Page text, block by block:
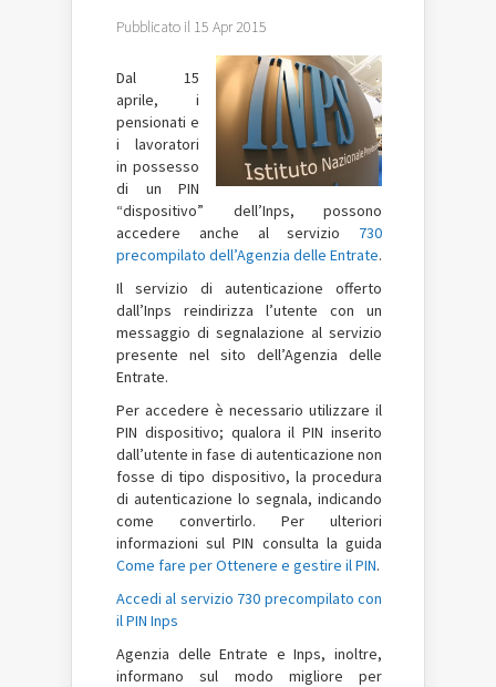
Pubblicato il 15 Apr 2015
Dal 15
aprile, i
pensionati e
i lavoratori
in possesso
di un PIN
“dispositivo” dell’Inps, possono
accedere anche al servizio 730
precompilato dell’Agenzia delle Entrate.
Il servizio di autenticazione offerto
dall’Inps reindirizza l’utente con un
messaggio di segnalazione al servizio
presente nel sito dell’Agenzia delle
Entrate.
Per accedere è necessario utilizzare il
PIN dispositivo; qualora il PIN inserito
dall’utente in fase di autenticazione non
fosse di tipo dispositivo, la procedura
di autenticazione lo segnala, indicando
come convertirlo. Per ulteriori
informazioni sul PIN consulta la guida
Come fare per Ottenere e gestire il PIN.
Accedi al servizio 730 precompilato con
il PIN Inps
Agenzia delle Entrate e Inps, inoltre,
informano sul modo migliore per